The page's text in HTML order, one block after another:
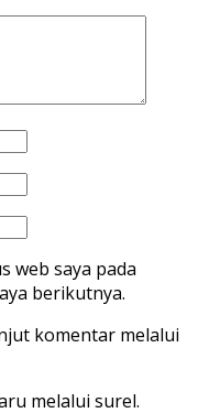
web saya pada
berikutnya.
komentar melalui
melalui surel.